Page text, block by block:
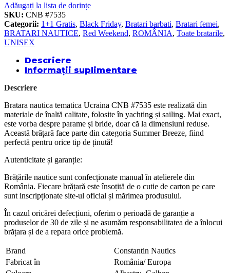
Adăugați la lista de dorințe
SKU: CNB #7535
Categorii: 1+1 Gratis, Black Friday, Bratari barbati, Bratari femei,
BRATARI NAUTICE, Red Weekend, ROMÂNIA, Toate bratarile,
UNISEX
Descriere
Informații suplimentare
Descriere
Bratara nautica tematica Ucraina CNB #7535 este realizată din
materiale de înaltă calitate, folosite în yachting și sailing. Mai exact,
este vorba despre parame și bride, doar că la dimensiuni reduse.
Această brățară face parte din categoria Summer Breeze, fiind
perfectă pentru orice tip de ținută!
Autenticitate și garanție:
Brățările nautice sunt confecționate manual în atelierele din
România. Fiecare brățară este însoțită de o cutie de carton pe care
sunt inscripționate site-ul oficial și mărimea produsului.
În cazul oricărei defecțiuni, oferim o perioadă de garanție a
produselor de 30 de zile și ne asumăm responsabilitatea de a înlocui
brățara și de a repara orice problemă.
Brand
Constantin Nautics
Fabricat în
România/ Europa